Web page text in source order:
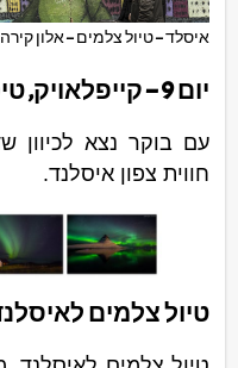
איסלד – טיול צלמים – אלון קירה
יום 9 – קייפלאויק, טיסה חזרה לארץ
עם בוקר נצא לכיוון
חווית צפון איסלנד.
טיול צלמים